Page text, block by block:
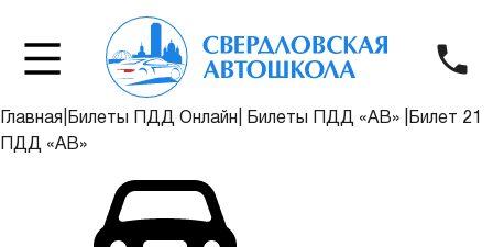
Главная Билеты ПДД Онлайн Билеты ПДД «АВ»
Билет 21
ПДД «АВ»